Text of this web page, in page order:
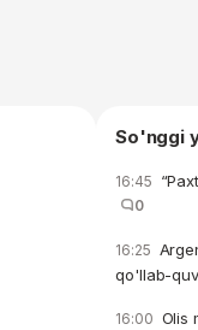
So'nggi
16:45
0
16:25
qo'llab-
16:00 Olis